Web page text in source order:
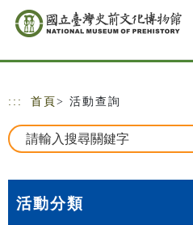
跳到主要內容
網站導覽
::: 首頁 > 活動查詢
活動分類